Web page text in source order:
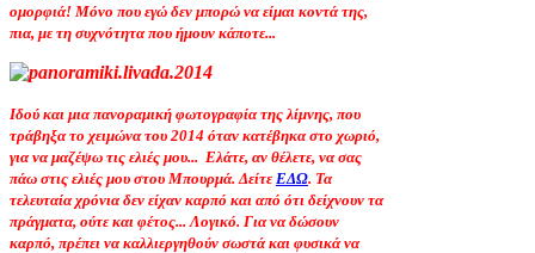
ομορφιά! Μόνο που εγώ δεν μπορώ να είμαι κοντά της,
πια, με τη συχνότητα που ήμουν κάποτε...
Ιδού και μια πανοραμική φωτογραφία της λίμνης, που
τράβηξα το χειμώνα του 2014 όταν κατέβηκα στο χωριό,
για να μαζέψω τις ελιές μου... Ελάτε, αν θέλετε, να σας
πάω στις ελιές μου στου Μπουρμά. Δείτε ΕΔΩ. Τα
τελευταία χρόνια δεν είχαν καρπό και από ότι δείχνουν τα
πράγματα, ούτε και φέτος... Λογικό. Για να δώσουν
καρπό, πρέπει να καλλιεργηθούν σωστά και φυσικά να